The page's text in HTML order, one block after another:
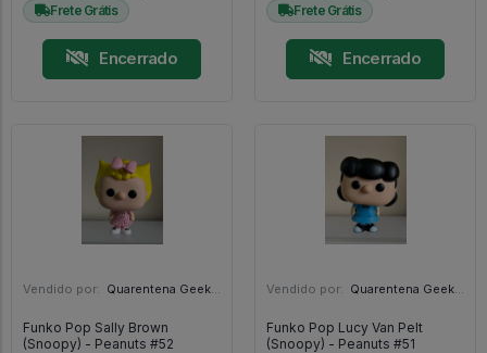
Frete Grátis
Encerrado
Frete Grátis
Encerrado
Vendido por: Quarentena Geek Store - SP
Funko Pop Sally Brown
(Snoopy) - Peanuts #52
Vendido por: Quarentena Geek Store - SP
Funko Pop Lucy Van Pelt
(Snoopy) - Peanuts #51